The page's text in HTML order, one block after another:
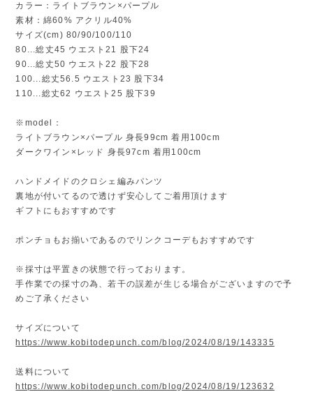
カラー：ライトブラウン×パープル
素材：綿60% アクリル40%
サイズ(cm) 80/90/100/110
80...総丈45 ウエスト21 股下24
90...総丈50 ウエスト22 股下28
100...総丈56.5 ウエスト23 股下34
110...総丈62 ウエスト25 股下39
※model：
ライトブラウン×パープル 身長99cm 着用100cm
ダークワイン×レッド 身長97cm 着用100cm
ハンドメイドのクロシェ編みパンツ
裏地が付いてるので透けず安心してご着用頂けます
ギフトにもおすすめです
ポンチョもお揃いであるのでリンクコーデもおすすめです
※採寸は平置きの状態で行っております。
手作業での採寸の為、若干の誤差が生じる場合がございますので予
めご了承ください
サイズについて
https://www.kobitodepunch.com/blog/2024/08/19/143335
送料について
https://www.kobitodepunch.com/blog/2024/08/19/123632